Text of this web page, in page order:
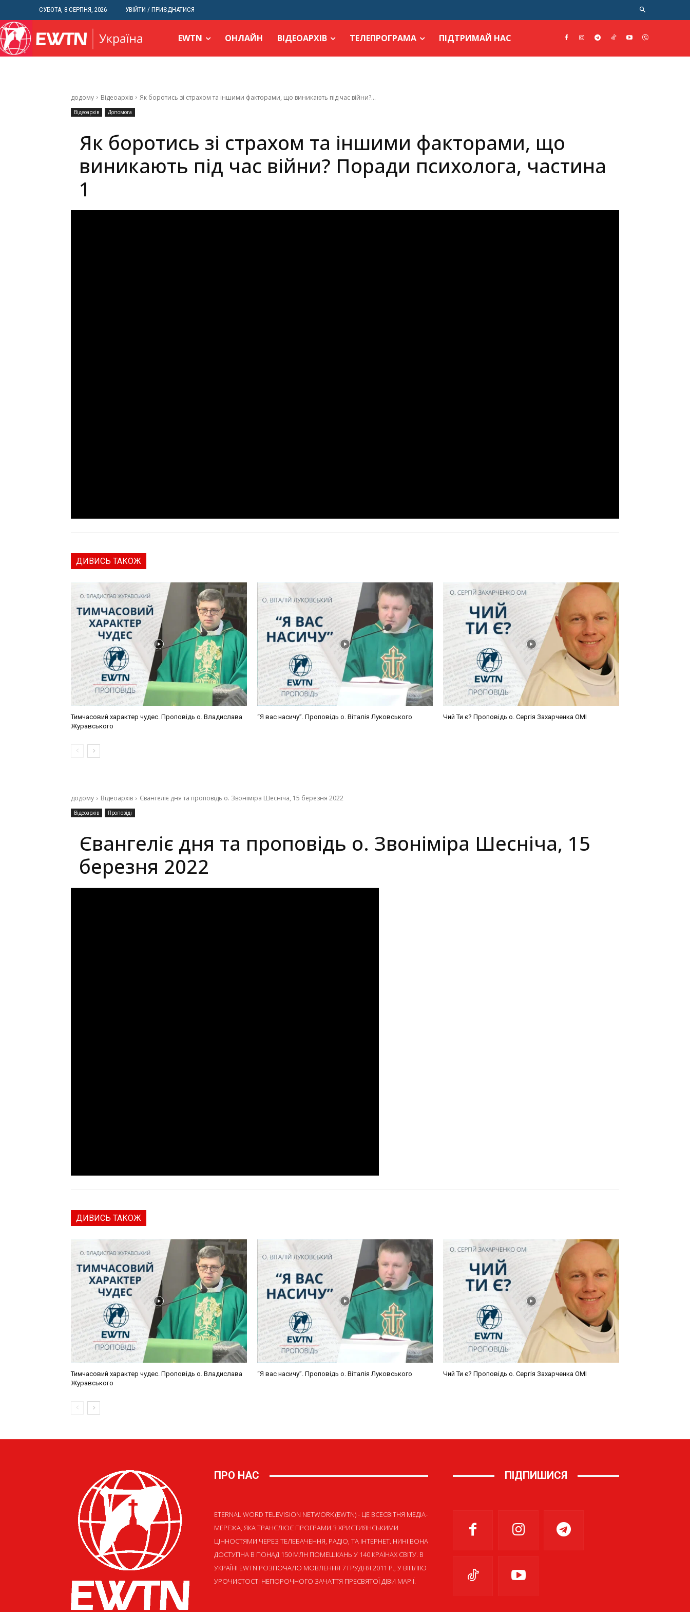
СУБОТА, 8 СЕРПНЯ, 2026 УВІЙТИ / ПРИЄДНАТИСЯ
EWTN ОНЛАЙН ВІДЕОАРХІВ ТЕЛЕПРОГРАМА ПІДТРИМАЙ НАС
додому Відеоархів Як боротись зі страхом та іншими факторами, що виникають під час війни?...
Відеоархів Допомога
Як боротись зі страхом та іншими факторами, що
виникають під час війни? Поради психолога, частина
1
ДИВИСЬ ТАКОЖ
Тимчасовий характер чудес. Проповідь о. Владислава
Журавського
“Я вас насичу”. Проповідь о. Віталія Луковського Чий Ти є? Проповідь о. Сергія Захарченка ОМІ
ПРО НАС
ETERNAL WORD TELEVISION NETWORK (EWTN) - ЦЕ ВСЕСВІТНЯ МЕДІА-
МЕРЕЖА, ЯКА ТРАНСЛЮЄ ПРОГРАМИ З ХРИСТИЯНСЬКИМИ
ЦІННОСТЯМИ ЧЕРЕЗ ТЕЛЕБАЧЕННЯ, РАДІО, ТА ІНТЕРНЕТ. НИНІ ВОНА
ДОСТУПНА В ПОНАД 150 МЛН ПОМЕШКАНЬ У 140 КРАЇНАХ СВІТУ. В
УКРАЇНІ EWTN РОЗПОЧАЛО МОВЛЕННЯ 7 ГРУДНЯ 2011 Р., У ВІГІЛІЮ
УРОЧИСТОСТІ НЕПОРОЧНОГО ЗАЧАТТЯ ПРЕСВЯТОЇ ДІВИ МАРІЇ.
ПІДПИШИСЯ